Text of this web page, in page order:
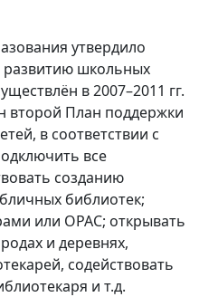
утвердило
школьных
в 2007–2011 гг.
второй План поддержки
в соответствии с
все
созданию
библиотек;
или OPAC; открывать
и деревнях,
содействовать
и т.д.